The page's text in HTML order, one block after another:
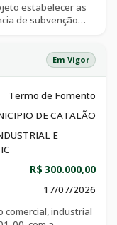
estabelecer as
de subvenção
de cuidados
berçário
Em Vigor
Termo de Fomento
DE CATALÃO
E
R$ 300.000,00
17/07/2026
comercial, industrial